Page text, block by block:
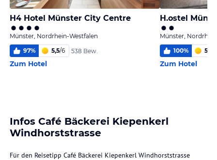
H4 Hotel Münster City Centre
Münster, Nordrhein-Westfalen
97% 5,5/6 538 Bew.
Zum Hotel
H.ostel
Münster,
100% 5,4
Zum Hotel
Infos Café Bäckerei Kiepenkerl
Windhorststrasse
Für den Reisetipp Café Bäckerei Kiepenkerl Windhorststrasse